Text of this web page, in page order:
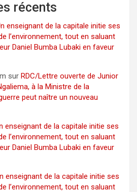
récents
enseignant de la capitale initie ses
l’environnement, tout en saluant
Daniel Bumba Lubaki en faveur
sur RDC/Lettre ouverte de Junior
à la Ministre de la
peut naître un nouveau
enseignant de la capitale initie ses
l’environnement, tout en saluant
Daniel Bumba Lubaki en faveur
enseignant de la capitale initie ses
l’environnement, tout en saluant